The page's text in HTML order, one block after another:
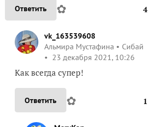
Ответить ✿ 4
vk_163539608
Альмира Мустафина
Сибай
23 декабря 2021, 10:26
Как всегда супер!
Ответить ✿ 1